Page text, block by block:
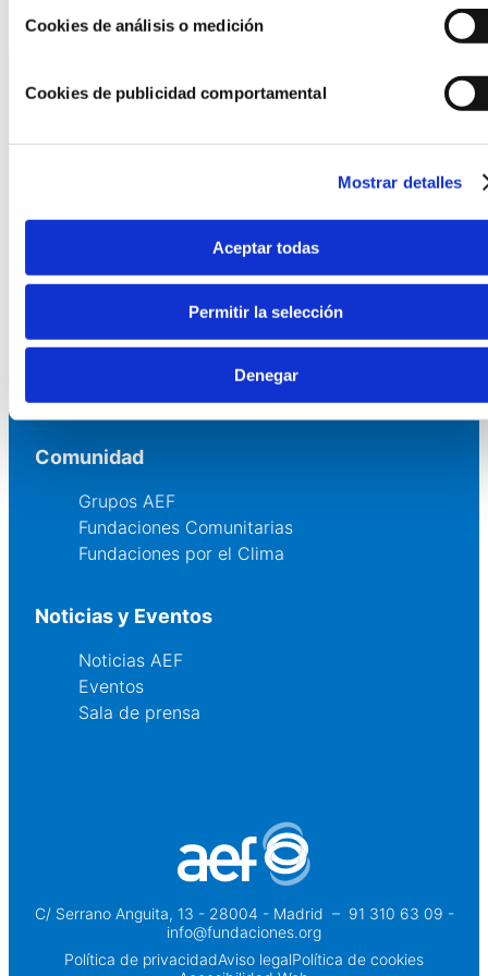
Cookies de análisis o medición
Cookies de publicidad comportamental
Mostrar detalles
Aceptar todas
Permitir la selección
Denegar
La AEF
Asesoría
Formación y eventos
Comunidad
Grupos AEF
Fundaciones Comunitarias
Fundaciones por el Clima
Noticias y Eventos
Noticias AEF
Eventos
Sala de prensa
C/ Serrano Anguita, 13 - 28004 - Madrid – 91 310 63 09 -
info@fundaciones.org
Política de privacidadAviso legalPolítica de cookies